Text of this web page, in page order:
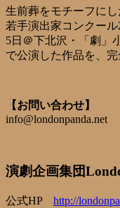
生前葬をモチーフに
若手演出家コンクール
5日＠下北沢・「劇」
で公演した作品を、完
【お問い合わせ】
info@londonpanda.net
演劇企画集団
公式HP http://